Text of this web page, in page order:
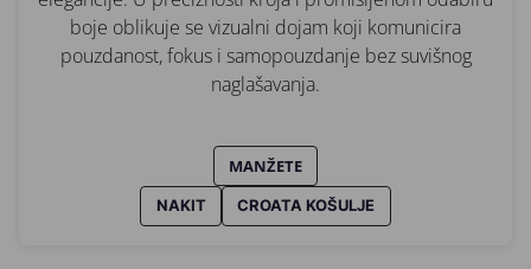
boje oblikuje se vizualni dojam koji komunicira
pouzdanost, fokus i samopouzdanje bez suvišnog
naglašavanja.
MANŽETE
NAKIT CROATA KOŠULJE